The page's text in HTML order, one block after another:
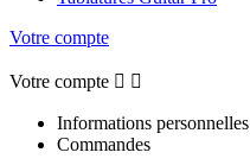
Votre compte
Votre compte  
Informations personnelles
Commandes